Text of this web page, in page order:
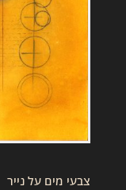
צבעי מים על נייר